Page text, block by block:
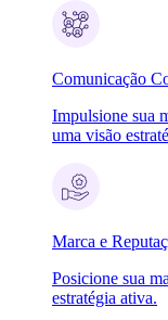
Comunicação
Impulsione sua
uma visão
Marca e
Posicione sua
estratégia ativa.